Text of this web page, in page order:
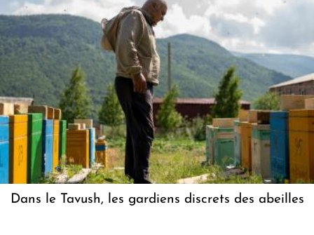
Dans le Tavush, les gardiens discrets des abeilles